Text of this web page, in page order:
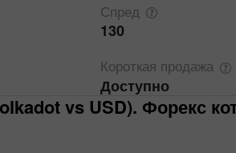
Спред
130
Короткая продажа
Доступно